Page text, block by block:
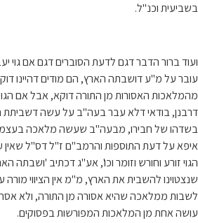
בשביעית וכנ"ל.
ועוד ברור הדבר דגם לדעת הסוברים דגם אם גוי
עובר על מ"ע דושבתה הארץ, הם מודים דהיינו דוקא
מהמלאכות האסורות מן התורה דוקא, אבל אם
דרבנן, בודאי דלא עבר בעה"ב על עשה
בשדהו של חבירו, מבעה"ב שעשה מלאכה
איפא על דעת התוספות והרמב"ם ז"ל דס"ל
הגוי זורע וחורש וזומר וכו', אע"ג דכתיב
שנצטוינו להשבית את הארץ, מ"מ אין הציווי
לשבות ממלאכה שהיא אסורה מן התורה, ולא
עושה אחת מן המלאכות המפורשות בפסוקים.